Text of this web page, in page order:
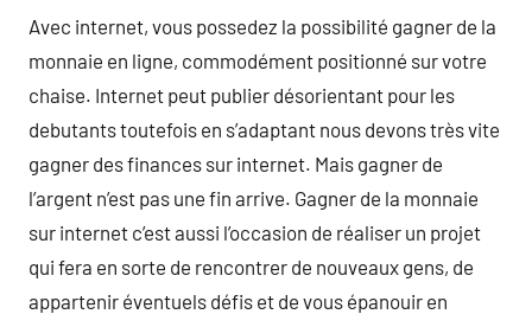
Avec internet, vous possedez la possibilité gagner de la
monnaie en ligne, commodément positionné sur votre
chaise. Internet peut publier désorientant pour les
debutants toutefois en s’adaptant nous devons très vite
gagner des finances sur internet. Mais gagner de
l’argent n’est pas une fin arrive. Gagner de la monnaie
sur internet c’est aussi l’occasion de réaliser un projet
qui fera en sorte de rencontrer de nouveaux gens, de
appartenir éventuels défis et de vous épanouir en